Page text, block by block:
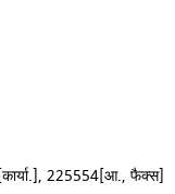
225554[आ., फैक्स]